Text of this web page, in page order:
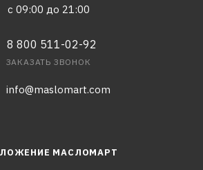
с 09:00 до 21:00
8 800 511-02-92
ЗАКАЗАТЬ ЗВОНОК
info@maslomart.com
МАСЛОМАРТ